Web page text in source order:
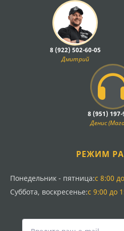
8 (922) 502-60-05
Дмитрий
8 (951) 197-
Денис
РЕЖИМ
Понедельник - пятница:с 8:00
Суббота, воскресенье:с 9:00 до